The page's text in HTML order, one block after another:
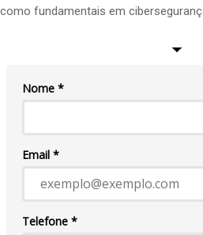
como fundamentais em